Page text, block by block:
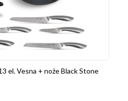
el. Vesna + noże Black Stone